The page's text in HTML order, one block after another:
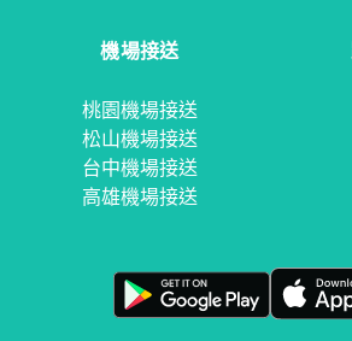
機場接送
桃園機場接送
松山機場接送
台中機場接送
高雄機場接送